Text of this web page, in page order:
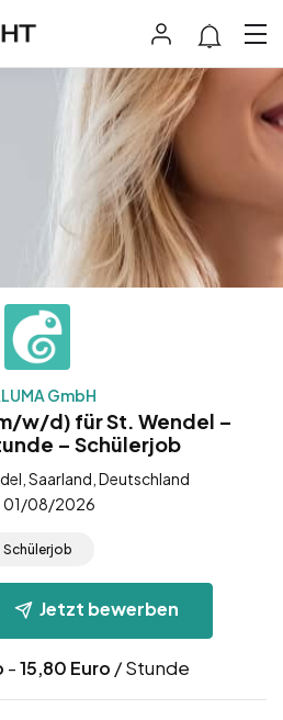
GmbH
w/d) für St. Wendel –
– Schülerjob
Saarland, Deutschland
01/08/2026
Schülerjob
Jetzt bewerben
-15,80 Euro / Stunde